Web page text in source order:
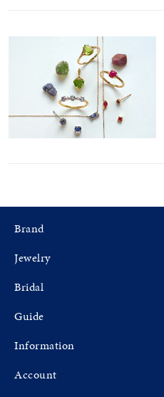
Brand
Jewelry
Bridal
Guide
Information
Account